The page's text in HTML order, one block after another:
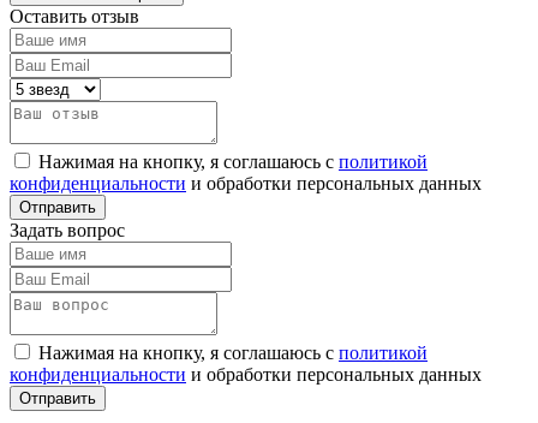
Оставить отзыв
Нажимая на кнопку, я соглашаюсь с политикой
конфиденциальности и обработки персональных данных
Задать вопрос
Нажимая на кнопку, я соглашаюсь с политикой
конфиденциальности и обработки персональных данных